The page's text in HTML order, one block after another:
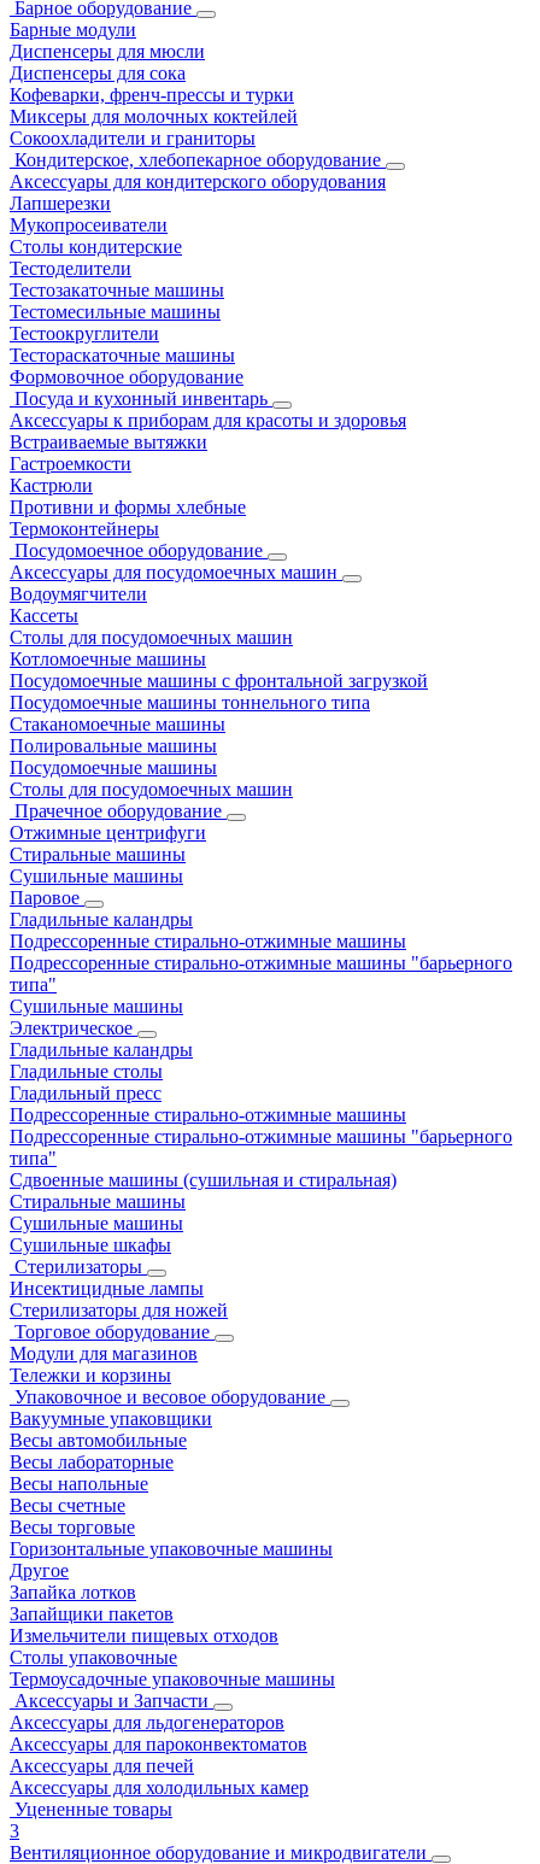
Барное оборудование
Барные модули
Диспенсеры для мюсли
Диспенсеры для сока
Кофеварки, френч-прессы и турки
Миксеры для молочных коктейлей
Сокоохладители и граниторы
Кондитерское, хлебопекарное оборудование
Аксессуары для кондитерского оборудования
Лапшерезки
Мукопросеиватели
Столы кондитерские
Тестоделители
Тестозакаточные машины
Тестомесильные машины
Тестоокруглители
Тестораскаточные машины
Формовочное оборудование
Посуда и кухонный инвентарь
Аксессуары к приборам для красоты и здоровья
Встраиваемые вытяжки
Гастроемкости
Кастрюли
Противни и формы хлебные
Термоконтейнеры
Посудомоечное оборудование
Аксессуары для посудомоечных машин
Водоумягчители
Кассеты
Столы для посудомоечных машин
Котломоечные машины
Посудомоечные машины с фронтальной загрузкой
Посудомоечные машины тоннельного типа
Стаканомоечные машины
Полировальные машины
Посудомоечные машины
Столы для посудомоечных машин
Прачечное оборудование
Отжимные центрифуги
Стиральные машины
Сушильные машины
Паровое
Гладильные каландры
Подрессоренные стирально-отжимные машины
Подрессоренные стирально-отжимные машины "барьерного
типа"
Сушильные машины
Электрическое
Гладильные каландры
Гладильные столы
Гладильный пресс
Подрессоренные стирально-отжимные машины
Подрессоренные стирально-отжимные машины "барьерного
типа"
Сдвоенные машины (сушильная и стиральная)
Стиральные машины
Сушильные машины
Сушильные шкафы
Стерилизаторы
Инсектицидные лампы
Стерилизаторы для ножей
Торговое оборудование
Модули для магазинов
Тележки и корзины
Упаковочное и весовое оборудование
Вакуумные упаковщики
Весы автомобильные
Весы лабораторные
Весы напольные
Весы счетные
Весы торговые
Горизонтальные упаковочные машины
Другое
Запайка лотков
Запайщики пакетов
Измельчители пищевых отходов
Столы упаковочные
Термоусадочные упаковочные машины
Аксессуары и Запчасти
Аксессуары для льдогенераторов
Аксессуары для пароконвектоматов
Аксессуары для печей
Аксессуары для холодильных камер
Уцененные товары
3
Вентиляционное оборудование и микродвигатели